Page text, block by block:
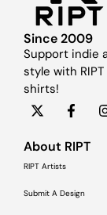
Since 2009
Support indie
style with
shirts!
About RIPT
RIPT Artists
Submit A Design